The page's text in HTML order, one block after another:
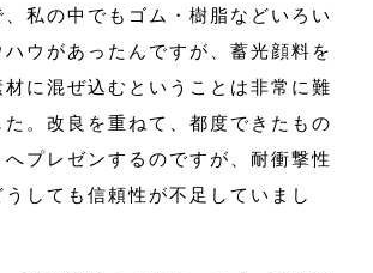
、私の中でもゴム・樹脂などいろい
ウがあったんですが、蓄光顔料を
に混ぜ込むということは非常に難
た。改良を重ねて、都度できたもの
へプレゼンするのですが、耐衝撃性
しても信頼性が不足していまし